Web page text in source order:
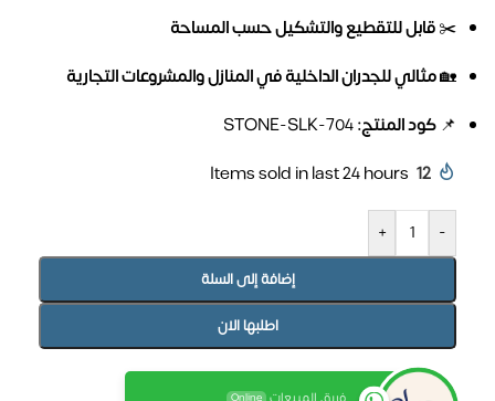
✂️قابل للتقطيع والتشكيل حسب المساحة
🏡مثالي للجدران الداخلية في المنازل والمشروعات التجارية
📌 كود المنتج:
12
Items sold in last 24 hours
-
+
إضافة إلى السلة
اطلبها الان